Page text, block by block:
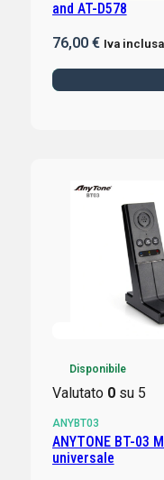
and AT-D578
76,00 € Iva inclusa
Disponibile
Valutato 0su 5
ANYBT03
ANYTONE BT-03
universale